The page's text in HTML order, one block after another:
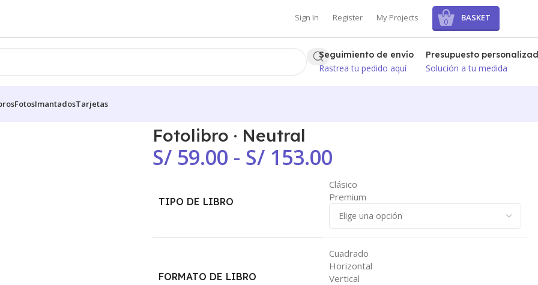
Sign In Register My Projects 0 BASKET
Seguimiento de envío
Rastrea tu pedido aquí
Presupuesto
Solución a tu medida
FotosImantadosTarjetas
Fotolibro · Neutral
S/59.00 - S/153.00
TIPO DE LIBRO
Clásico
Premium
FORMATO DE LIBRO
Cuadrado
Horizontal
Vertical